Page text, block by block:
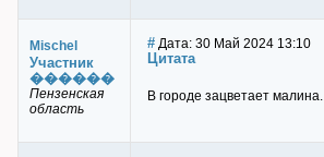
Mischel
Участник
������
Пензенская
область
# Дата: 30 Май 2024 13:10
Цитата
В городе зацветает малина.